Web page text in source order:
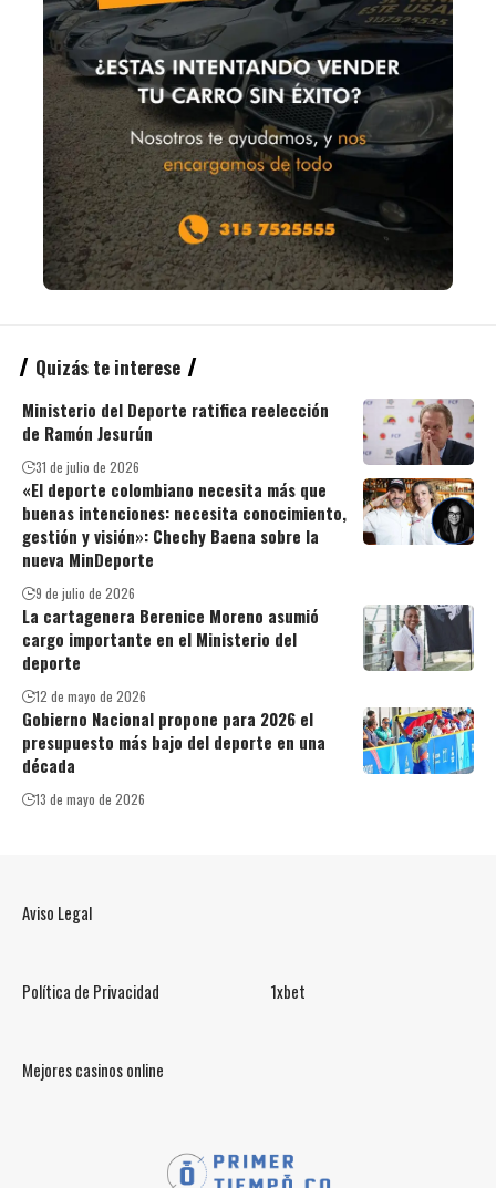
Quizás te interese
Ministerio del Deporte ratifica reelección
de Ramón Jesurún
31 de julio de 2026
«El deporte colombiano necesita más que
buenas intenciones: necesita conocimiento,
gestión y visión»: Chechy Baena sobre la
nueva MinDeporte
9 de julio de 2026
La cartagenera Berenice Moreno asumió
cargo importante en el Ministerio del
deporte
12 de mayo de 2026
Gobierno Nacional propone para 2026 el
presupuesto más bajo del deporte en una
década
13 de mayo de 2026
Aviso Legal
Política de Privacidad 1xbet
Mejores casinos online